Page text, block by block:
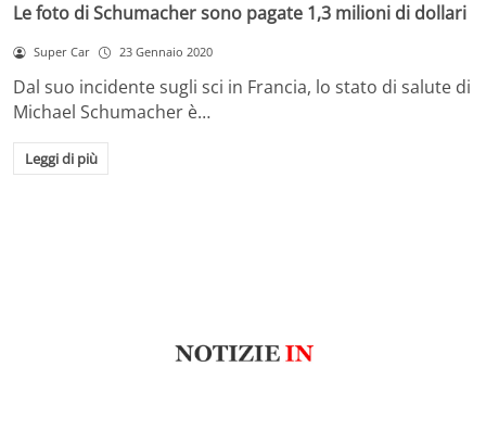
Le foto di Schumacher sono pagate 1,3 milioni di dollari
Super Car 23 Gennaio 2020
Dal suo incidente sugli sci in Francia, lo stato di salute di
Michael Schumacher è…
Leggi di più